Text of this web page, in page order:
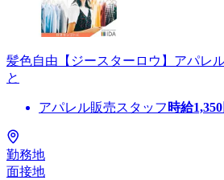
髪色自由【ジースターロウ】アパレ
と
アパレル販売スタッフ 時給1,350
勤務地
面接地